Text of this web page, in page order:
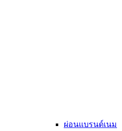
ผ่อนแบรนด์เนม